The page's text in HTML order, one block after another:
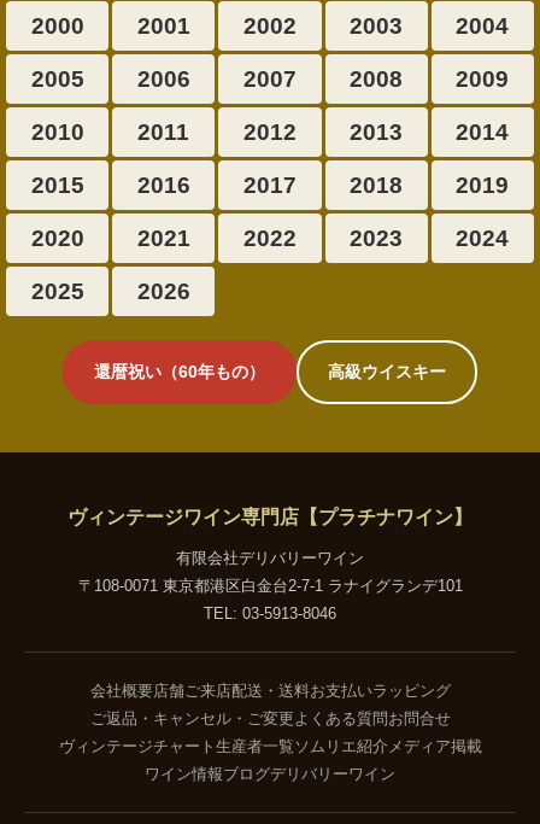
2000 2001 2002 2003 2004
2005 2006 2007 2008 2009
2010 2011 2012 2013 2014
2015 2016 2017 2018 2019
2020 2021 2022 2023 2024
2025 2026
還暦祝い（60年もの） 高級ウイスキー
ヴィンテージワイン専門店【プラチナワイン】
有限会社デリバリーワイン
〒108-0071 東京都港区白金台2-7-1 ラナイグランデ101
TEL: 03-5913-8046
会社概要店舗ご来店配送・送料お支払いラッピング
ご返品・キャンセル・ご変更 よくある質問 お問合せ
ヴィンテージチャート 生産者一覧 ソムリエ紹介 メディア掲載
ワイン情報ブログデリバリーワイン